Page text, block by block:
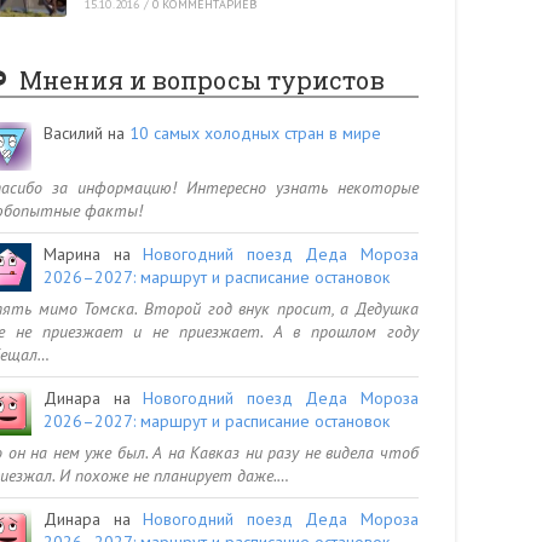
15.10.2016 / 0 КОММЕНТАРИЕВ
Мнения и вопросы туристов
Василий на 10 самых холодных стран в мире
за информацию! Интересно узнать некоторые
факты!
Марина наНовогодний поезд Деда Мороза
2026–2027: маршрут и расписание остановок
мимо Томска. Второй год внук просит, а Дедушка
не приезжает и не приезжает. А в прошлом году
Динара наНовогодний поезд Деда Мороза
2026–2027: маршрут и расписание остановок
он на нем уже был. А на Кавказ ни разу не видела чтоб
И похоже не планирует даже.…
Динара наНовогодний поезд Деда Мороза